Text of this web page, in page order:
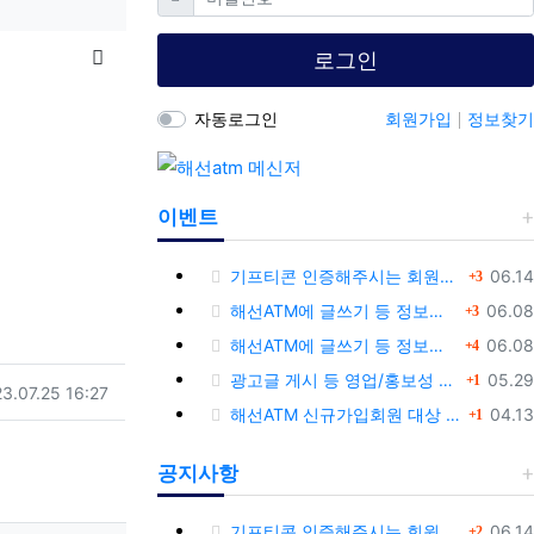
일 16:27
로그인
자동로그인 회원가입 정보찾기
이벤트
등록
06.14
기프티콘 인증해주시는 회원님께 추가 포인트 쏩니다!! 3댓글
등록일
06.08
해선ATM에 글쓰기 등 정보공유글 남기고 기프티콘 받자! 3댓글
등록일
06.08
해선ATM에 글쓰기 등 정보공유글 남기고 기프티콘 받자! 4댓글
등록
05.29
광고글 게시 등 영업/홍보성 글 삭제 및 제제대상입니다. 1 댓글
등록
04.13
해선ATM 신규가입회원 대상 이벤트 안내 1 댓글
공지사항
댓글